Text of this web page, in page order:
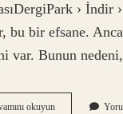
› İndir
bu bir efsane.
var. Bunun
okuyunYılanlar